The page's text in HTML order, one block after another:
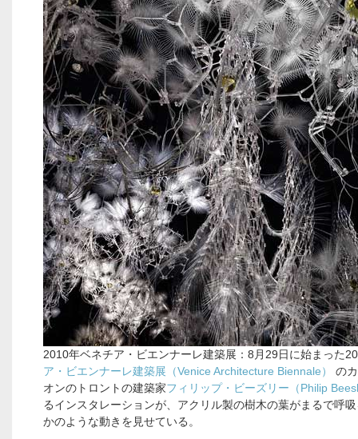
2010年ベネチア・ビエンナーレ建築展：8月29日に始まった
ア・ビエンナーレ建築展（Venice Architecture Biennale）
の
オンのトロントの建築家フィリップ・ビーズリー（Philip
るインスタレーションが、アクリル製の樹木の葉がまるで呼
かのような動きを見せている。